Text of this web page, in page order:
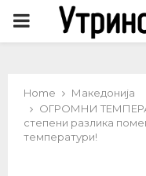
PRIMARY
Home
Македонија
ОГРОМНИ
степени разлика
температури!